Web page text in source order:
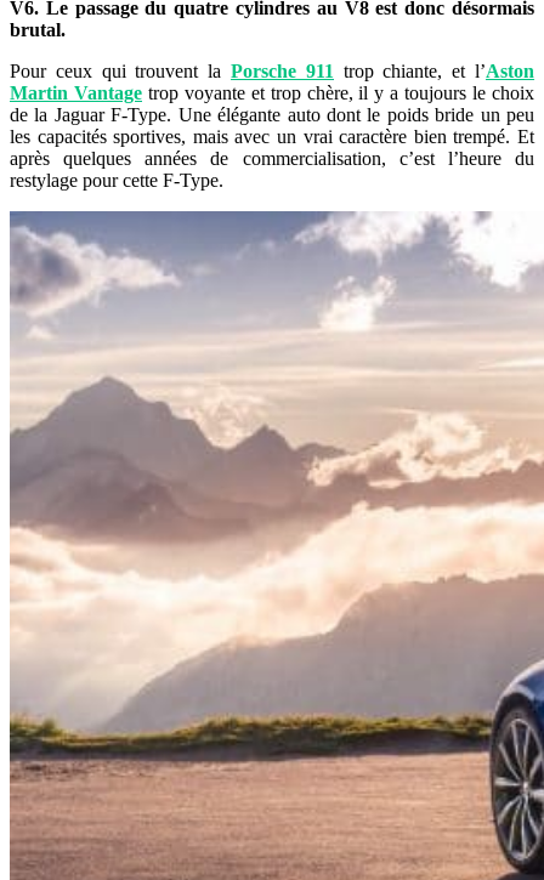
V6. Le passage du quatre cylindres au V8 est donc désormais
brutal.
Pour ceux qui trouvent la Porsche 911 trop chiante, et l’Aston
Martin Vantagetrop voyante et trop chère, il y a toujours le choix
de la Jaguar F-Type. Une élégante auto dont le poids bride un peu
les capacités sportives, mais avec un vrai caractère bien trempé. Et
après quelques années de commercialisation, c’est l’heure du
restylage pour cette F-Type.